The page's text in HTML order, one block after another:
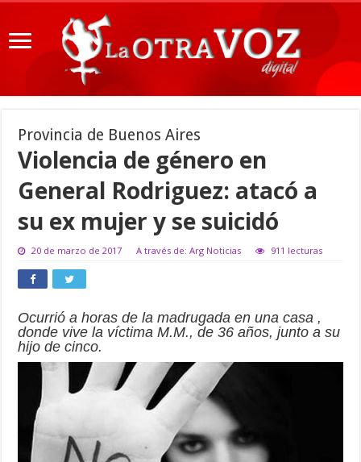
Provincia de Buenos Aires
Violencia de género en
General Rodriguez: atacó a
su ex mujer y se suicidó
20 de marzo de 2017 A través de: Arg Noticias 911 lecturas
Ocurrió a horas de la madrugada en una casa ,
donde vive la víctima M.M., de 36 años, junto a su
hijo de cinco.